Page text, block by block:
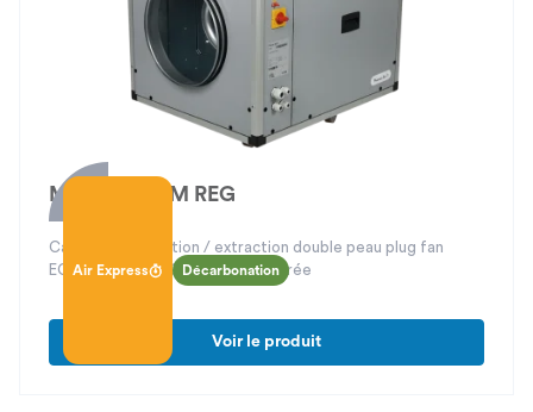
Air Express Décarbonation
Modulys ECM REG
Caisson d’insufflation / extraction double peau plug fan
ECM, régulation Oxéo Fan2 intégrée
Voir le produit